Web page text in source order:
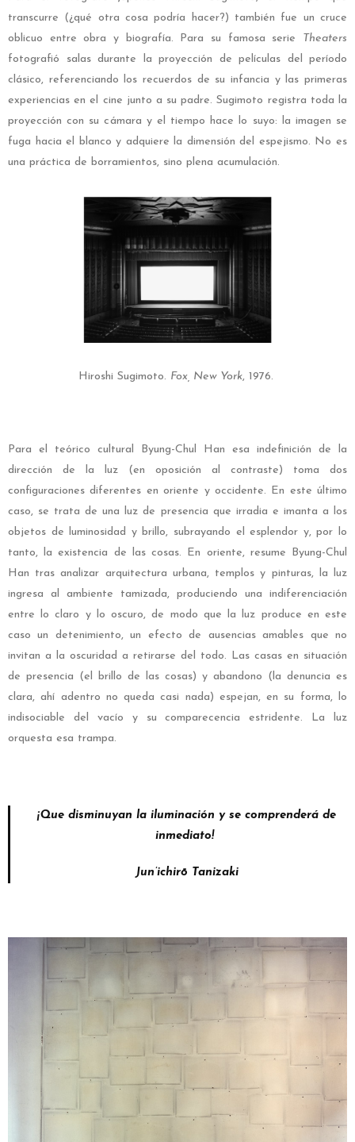
transcurre (¿qué otra cosa podría hacer?) también fue un cruce
oblicuo entre obra y biografía. Para su famosa serie Theaters
fotografió salas durante la proyección de películas del período
clásico, referenciando los recuerdos de su infancia y las primeras
experiencias en el cine junto a su padre. Sugimoto registra toda la
proyección con su cámara y el tiempo hace lo suyo: la imagen se
fuga hacia el blanco y adquiere la dimensión del espejismo. No es
una práctica de borramientos, sino plena acumulación.
Hiroshi Sugimoto. Fox, New York, 1976.
Para el teórico cultural Byung-Chul Han esa indefinición de la
dirección de la luz (en oposición al contraste) toma dos
configuraciones diferentes en oriente y occidente. En este último
caso, se trata de una luz de presencia que irradia e imanta a los
objetos de luminosidad y brillo, subrayando el esplendor y, por lo
tanto, la existencia de las cosas. En oriente, resume Byung-Chul
Han tras analizar arquitectura urbana, templos y pinturas, la luz
ingresa al ambiente tamizada, produciendo una indiferenciación
entre lo claro y lo oscuro, de modo que la luz produce en este
caso un detenimiento, un efecto de ausencias amables que no
invitan a la oscuridad a retirarse del todo. Las casas en situación
de presencia (el brillo de las cosas) y abandono (la denuncia es
clara, ahí adentro no queda casi nada) espejan, en su forma, lo
indisociable del vacío y su comparecencia estridente. La luz
orquesta esa trampa.
¡Que disminuyan la iluminación y se comprenderá de
inmediato!
Jun’ichirō Tanizaki